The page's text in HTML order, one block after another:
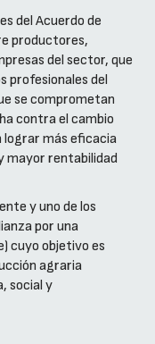
del Acuerdo de
productores,
del sector, que
profesionales del
se comprometan
contra el cambio
lograr más eficacia
mayor rentabilidad
y uno de los
por una
cuyo objetivo es
agraria
social y